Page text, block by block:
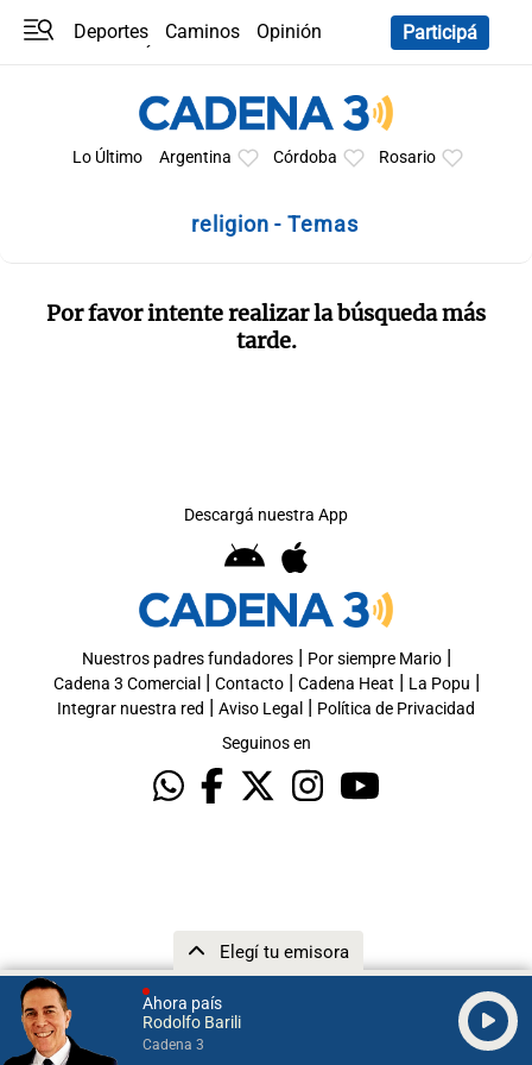
Ahora país
Rodolfo Barili
Cadena 3
Elegí tu emisora
Deportes Caminos
Opinión
Participá
Lo Último Argentina Córdoba Rosario
religion - Temas
Por favor intente realizar la búsqueda más
tarde.
Descargá nuestra App
Nuestros padres fundadores| Por siempre Mario|
Cadena 3 Comercial | Contacto| Cadena Heat | La Popu |
Integrar nuestra red | Aviso Legal | Política de Privacidad
Seguinos en